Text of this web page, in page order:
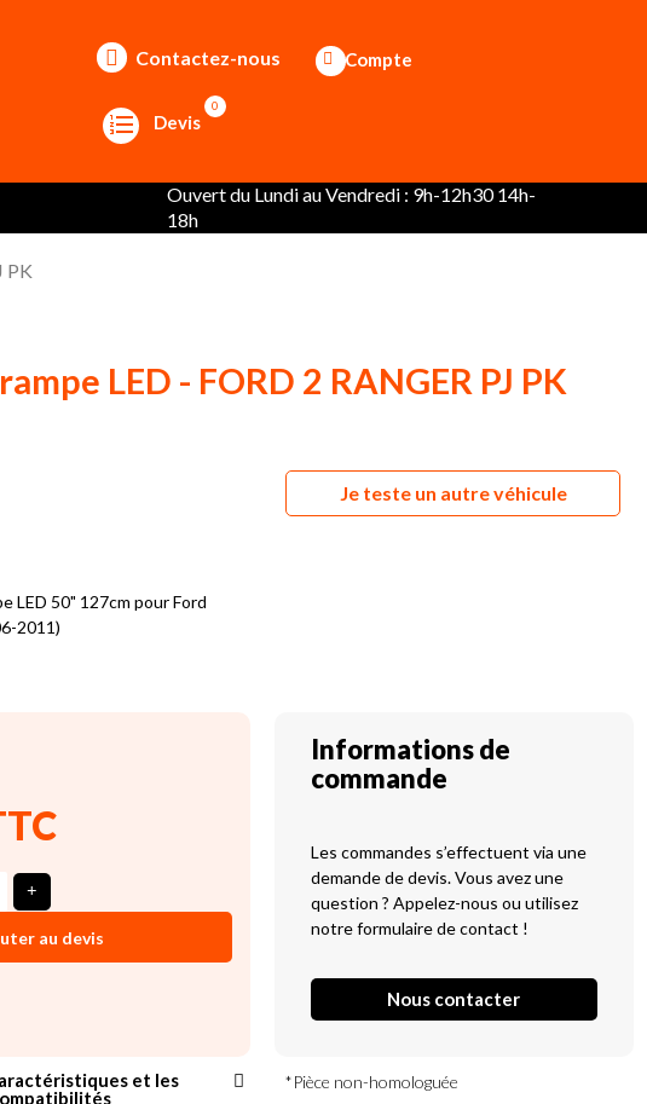
Contactez-nous Compte
Devis
0
Ouvert du Lundi au Vendredi : 9h-12h30 14h-
18h
PK
LED - FORD 2 RANGER PJ PK
LED 50" 127cm pour Ford
2011)
Je teste un autre véhicule
au devis
Informations de
commande
Les commandes s’effectuent via une
demande de devis. Vous avez une
question ? Appelez-nous ou utilisez
notre formulaire de contact !
Nous contacter
et les
*Pièce non-homologuée